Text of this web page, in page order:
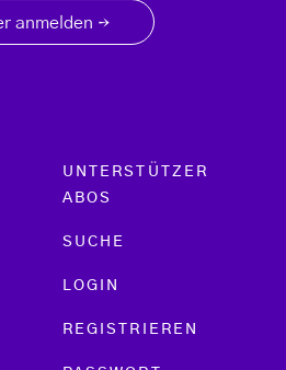
anmelden →
UNTERSTÜTZER
ABOS
SUCHE
LOGIN
REGISTRIEREN